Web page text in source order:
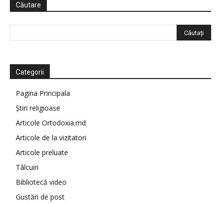
Căutare
Categorii
Pagina Principala
Știri religioase
Articole Ortodoxia.md
Articole de la vizitatori
Articole preluate
Tâlcuiri
Bibliotecă video
Gustări de post